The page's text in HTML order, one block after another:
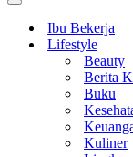
Menu
NavigasiIbu Bekerja
Lifestyle
Beauty
Berita
Buku
Kuliner